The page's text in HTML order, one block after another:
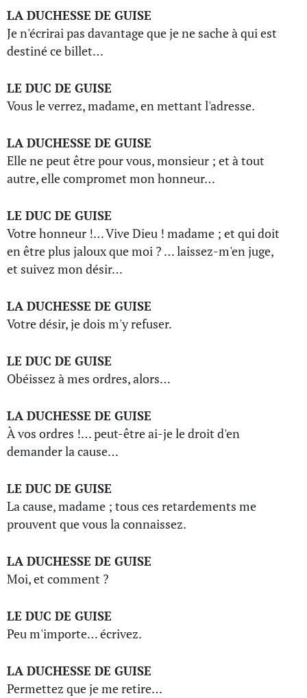
LA DUCHESSE DE GUISE
Je n'écrirai pas davantage que je ne sache à qui est
destiné ce billet…
LE DUC DE GUISE
Vous le verrez, madame, en mettant l'adresse.
LA DUCHESSE DE GUISE
Elle ne peut être pour vous, monsieur ; et à tout
autre, elle compromet mon honneur…
LE DUC DE GUISE
Votre honneur !… Vive Dieu ! madame ; et qui doit
en être plus jaloux que moi ? … laissez-m'en juge,
et suivez mon désir…
LA DUCHESSE DE GUISE
Votre désir, je dois m'y refuser.
LE DUC DE GUISE
Obéissez à mes ordres, alors…
LA DUCHESSE DE GUISE
À vos ordres !… peut-être ai-je le droit d'en
demander la cause…
LE DUC DE GUISE
La cause, madame ; tous ces retardements me
prouvent que vous la connaissez.
LA DUCHESSE DE GUISE
Moi, et comment ?
LE DUC DE GUISE
Peu m'importe… écrivez.
LA DUCHESSE DE GUISE
Permettez que je me retire…